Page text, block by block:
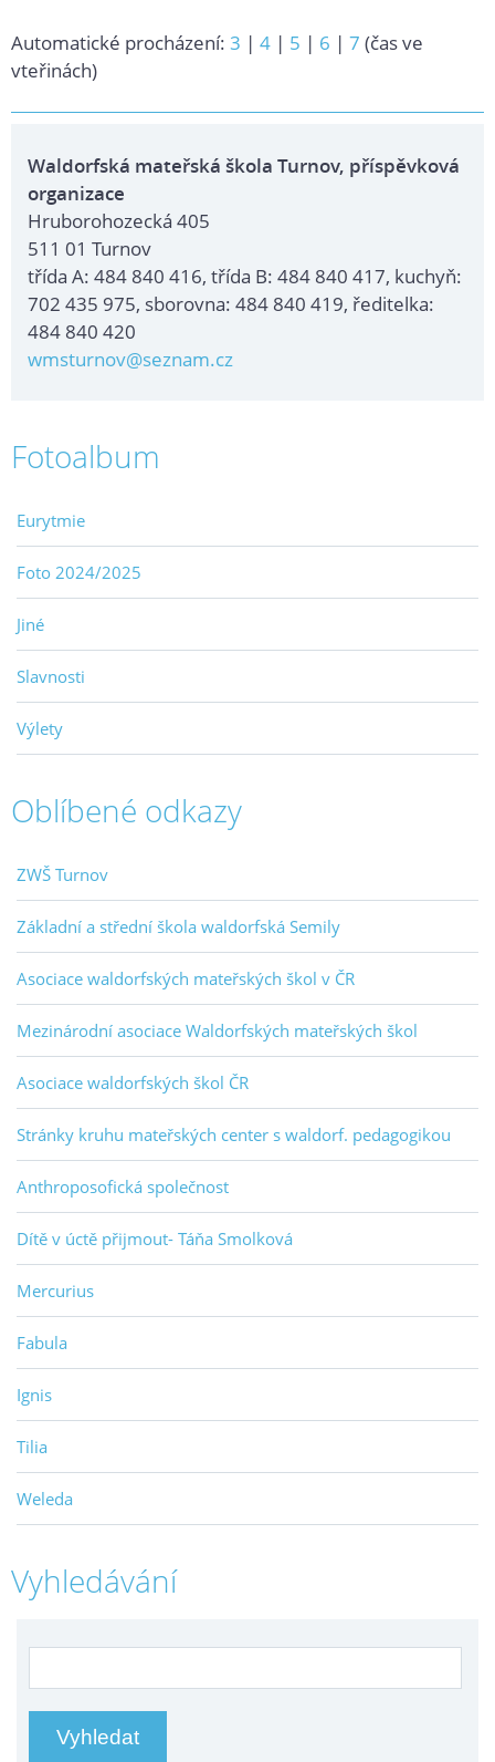
Automatické procházení: 3 | 4 | 5 | 6 | 7 (čas ve
vteřinách)
Waldorfská mateřská škola Turnov, příspěvková
organizace
Hruborohozecká 405
511 01 Turnov
třída A: 484 840 416, třída B: 484 840 417, kuchyň:
702 435 975, sborovna: 484 840 419, ředitelka:
484 840 420
wmsturnov@seznam.cz
Fotoalbum
Eurytmie
Foto 2024/2025
Jiné
Slavnosti
Výlety
Oblíbené odkazy
ZWŠ Turnov
Základní a střední škola waldorfská Semily
Asociace waldorfských mateřských škol v ČR
Mezinárodní asociace Waldorfských mateřských škol
Asociace waldorfských škol ČR
Stránky kruhu mateřských center s waldorf. pedagogikou
Anthroposofická společnost
Dítě v úctě přijmout- Táňa Smolková
Mercurius
Fabula
Ignis
Tilia
Weleda
Vyhledávání